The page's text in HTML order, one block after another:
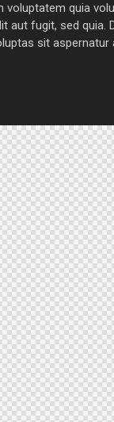
voluptatem quia
aut fugit, sed quia.
sit